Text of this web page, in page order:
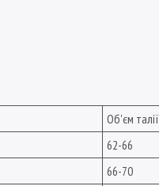
Об'єм талії
62-66
66-70